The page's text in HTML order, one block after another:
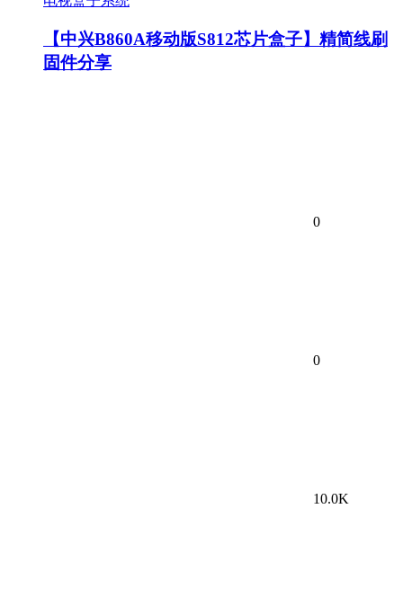
【中兴B860A移动版S812芯片盒子】精简线刷
固件分享
0
0
10.0K